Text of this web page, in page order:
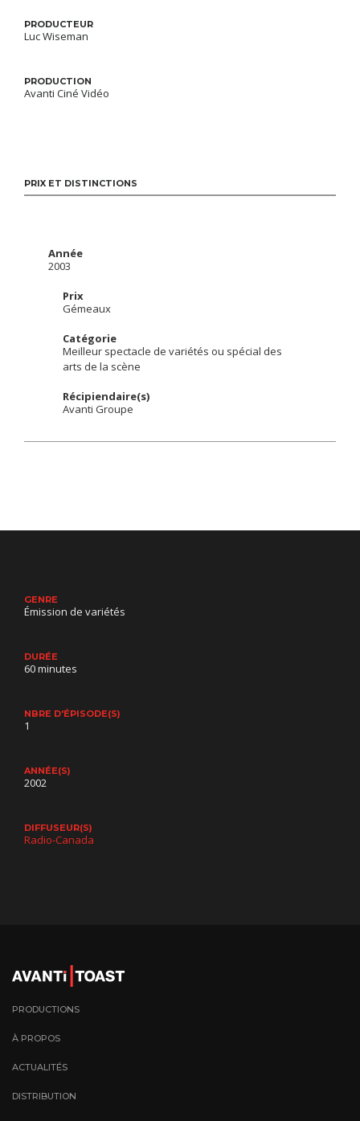
PRODUCTEUR
Luc Wiseman
PRODUCTION
Avanti Ciné Vidéo
PRIX ET DISTINCTIONS
Année
2003
Prix
Gémeaux
Catégorie
Meilleur spectacle de variétés ou spécial des
arts de la scène
Récipiendaire(s)
Avanti Groupe
GENRE
Émission de variétés
DURÉE
60 minutes
NBRE D'ÉPISODE(S)
1
ANNÉE(S)
2002
DIFFUSEUR(S)
Radio-Canada
PRODUCTIONS
À PROPOS
ACTUALITÉS
DISTRIBUTION